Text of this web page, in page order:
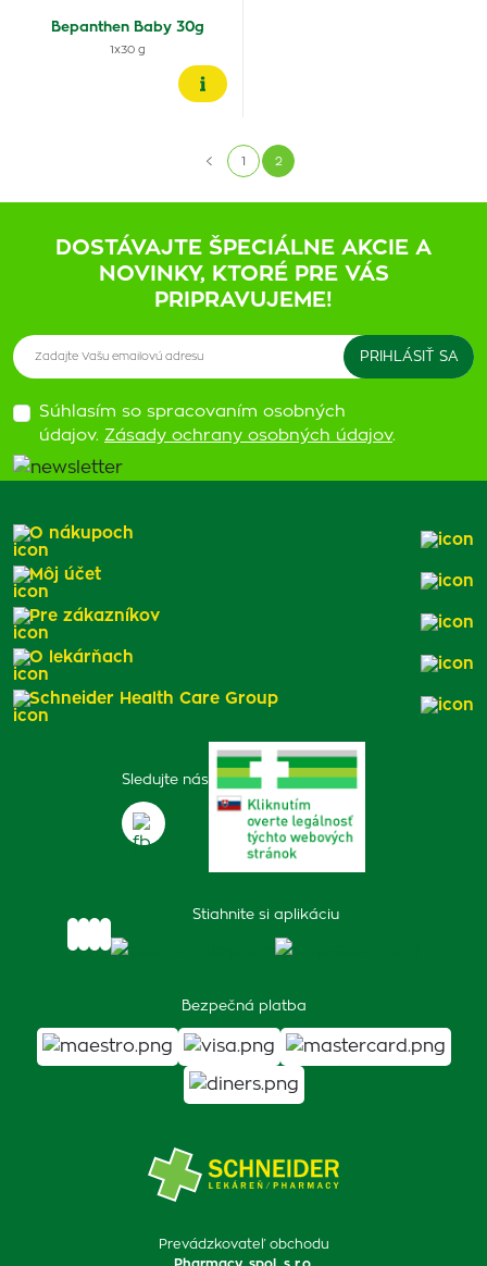
Bepanthen Baby 30g
1x30 g
1 2
DOSTÁVAJTE ŠPECIÁLNE AKCIE A
NOVINKY, KTORÉ PRE VÁS
PRIPRAVUJEME!
Súhlasím so spracovaním osobných
údajov. Zásady ochrany osobných údajov.
Prevádzkovateľ obchodu
Sledujte nás
Stiahnite si aplikáciu
Bezpečná platba
O nákupoch
Môj účet
Pre zákazníkov
O lekárňach
Schneider Health Care Group